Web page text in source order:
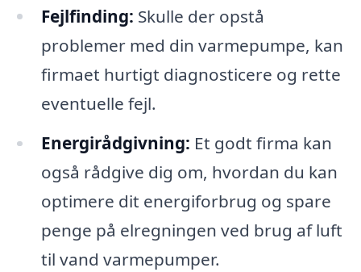
Fejlfinding: Skulle der opstå
problemer med din varmepumpe, kan
firmaet hurtigt diagnosticere og rette
eventuelle fejl.
Energirådgivning: Et godt firma kan
også rådgive dig om, hvordan du kan
optimere dit energiforbrug og spare
penge på elregningen ved brug af luft
til vand varmepumper.